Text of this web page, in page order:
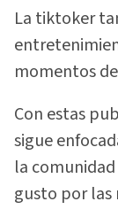
La tiktoker
momentos
Con estas
sigue
la
gusto por